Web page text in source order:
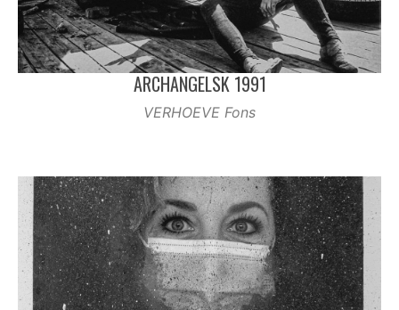
ARCHANGELSK 1991
VERHOEVE Fons